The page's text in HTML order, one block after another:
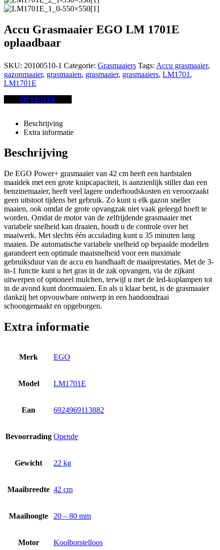
Accu Grasmaaier EGO LM 1701E
oplaadbaar
SKU: 20100510-1 Categorie: Grasmaaiers Tags: Accu grasmaaier,
gazonmaaier, grasmaaien, grasmaaier, grasmaaiers, LM1701 ,
LM1701E
OFFERTE
Beschrijving
Extra informatie
Beschrijving
De EGO Power+ grasmaaier van 42 cm heeft een hardstalen
maaidek met een grote knipcapaciteit, is aanzienlijk stiller dan een
benzinemaaier, heeft veel lagere onderhoudskosten en veroorzaakt
geen uitstoot tijdens het gebruik. Zo kunt u elk gazon sneller
maaien, ook omdat de grote opvangzak niet vaak geleegd hoeft te
worden. Omdat de motor van de zelfrijdende grasmaaier met
variabele snelheid kan draaien, houdt u de controle over het
maaiwerk. Met slechts één acculading kunt u 35 minuten lang
maaien. De automatische variabele snelheid op bepaalde modellen
garandeert een optimale maaisnelheid voor een maximale
gebruiksduur van de accu en handhaaft de maaiprestaties. Met de 3-
in-1 functie kunt u het gras in de zak opvangen, via de zijkant
uitwerpen of optioneel mulchen, terwijl u met de led-koplampen tot
in de avond kunt doormaaien. En als u klaar bent, is de grasmaaier
dankzij het opvouwbare ontwerp in een handomdraai
schoongemaakt en opgeborgen.
Extra informatie
Merk EGO
Model LM1701E
Ean 6924969113882
Bevoorrading Opende
Gewicht 22 kg
Maaibreedte 42 cm
Maaihoogte 20 – 80 mm
Motor Koolborstelloos